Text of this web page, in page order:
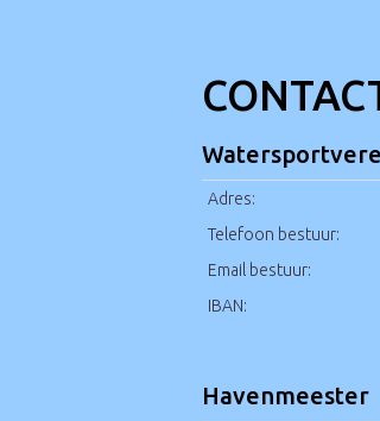
Adres:
Telefoon bestuur:
Email bestuur:
IBAN:
Havenmeester